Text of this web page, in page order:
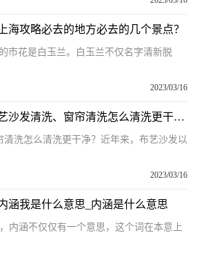
海攻略必去的地方必去的几个景点？
市花是白玉兰。白玉兰不仅名字清新脱
2023/03/16
全球今日报丨济南布艺沙发清洗、窗帘清洗怎么清洗更干净？
清洗怎么清洗更干净？近年来，布艺沙发以
2023/03/16
涵我是什么意思_内涵是什么意思
内涵不仅仅有一个意思，这个词在本意上